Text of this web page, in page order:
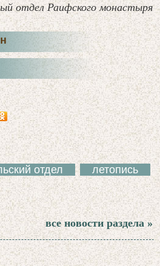
отдел Раифского монастыря
отдел
летопись
все новости раздела »